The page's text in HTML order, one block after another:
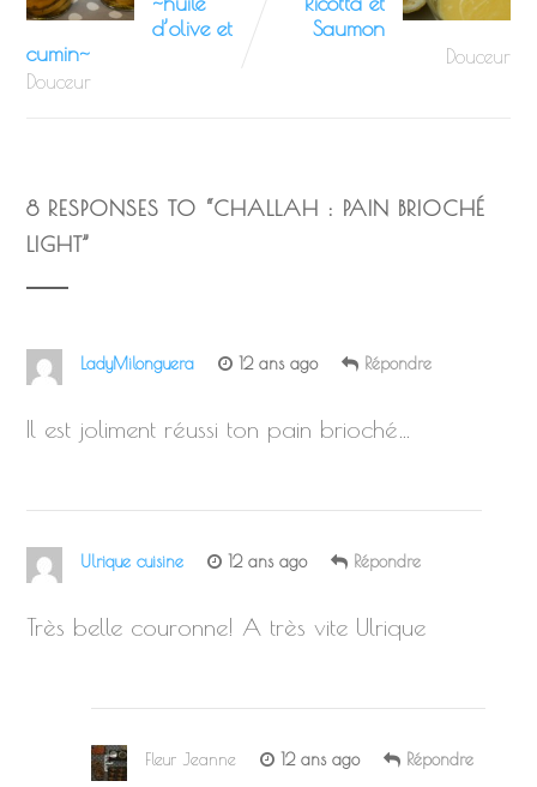
d’olive et
cumin~
Douceur
Saumon
Douceur
8 RESPONSES TO “CHALLAH : PAIN BRIOCHÉ
LIGHT”
LadyMilonguera 12 ans ago Répondre
Il est joliment réussi ton pain brioché…
Ulrique cuisine 12 ans ago Répondre
Très belle couronne! A très vite Ulrique
Fleur Jeanne 12 ans ago Répondre